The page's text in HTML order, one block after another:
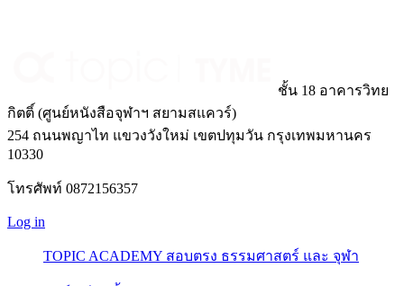
ชั้น 18 อาคารวิทย
กิตติ์ (ศูนย์หนังสือจุฬาฯ สยามสแควร์)
254 ถนนพญาไท แขวงวังใหม่ เขตปทุมวัน กรุงเทพมหานคร
10330
โทรศัพท์ 0872156357
Log in
TOPIC ACADEMY สอบตรง ธรรมศาสตร์ และ จุฬา